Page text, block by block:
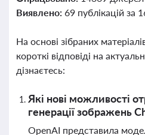
Виявлено: 69 публікацій за
На основі зібраних
короткі відповіді на
дізнаєтесь:
Які нові можливості
генерації зображень
OpenAI представила